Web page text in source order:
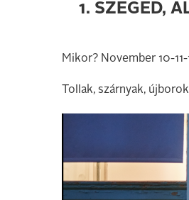
1. SZEGED,
Mikor? November 10-11-
Tollak, szárnyak,